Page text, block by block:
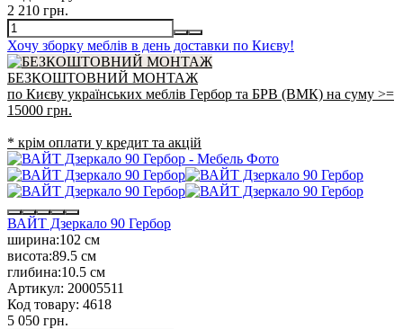
2 210 грн.
Хочу зборку меблів в день доставки по Києву!
БЕЗКОШТОВНИЙ МОНТАЖ
по Києву українських меблів Гербор та БРВ (ВМК) на суму >=
15000 грн.
* крім оплати у кредит та акцій
ВАЙТ Дзеркало 90 Гербор
ширина:102 см
висота:89.5 см
глибина:10.5 см
Артикул: 20005511
Код товару: 4618
5 050 грн.